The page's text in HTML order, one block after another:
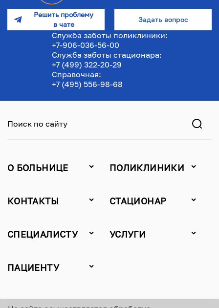
Решить проблему
в чате
Задать вопрос
Служба заботы поликлиники:
+7-906-036-56-00
Служба заботы стационара:
+7 (499) 322-20-29
Справочная:
+7 (495) 556-98-68
Поиск по сайту
О БОЛЬНИЦЕ ПОЛИКЛИНИКИ
КОНТАКТЫ СТАЦИОНАР
СПЕЦИАЛИСТУ УСЛУГИ
ПАЦИЕНТУ